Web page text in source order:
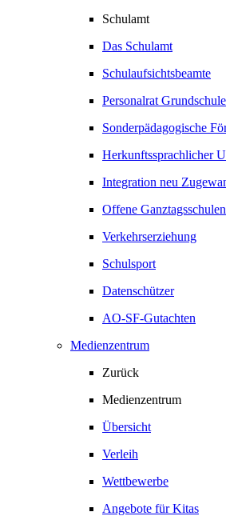
Schulamt
Das Schulamt
Schulaufsichtsbeamte
Personalrat Grundschule
Sonderpädagogische
Herkunftssprachlicher
Integration neu
Offene Ganztagsschulen
Verkehrserziehung
Schulsport
Datenschützer
AO-SF-Gutachten
Medienzentrum
Zurück
Medienzentrum
Übersicht
Verleih
Wettbewerbe
Angebote für Kitas